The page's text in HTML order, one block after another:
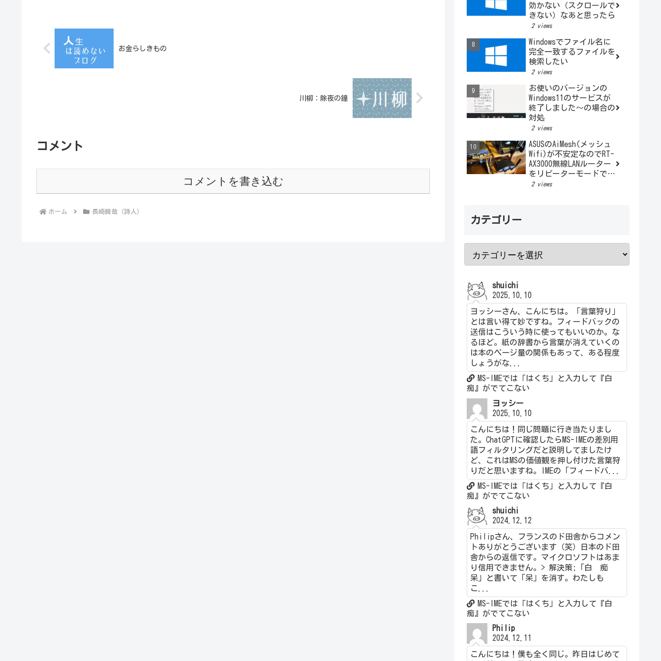
お金らしきもの
川柳：除夜の鐘
コメント
コメントを書き込む
ホーム 長崎瞬哉（詩人）
効かない（スクロールで
きない）なあと思ったら
2 views
Windowsでファイル名に
完全一致するファイルを
検索したい
2 views
お使いのバージョンの
Windows11のサービスが
終了しました～の場合の
対処
2 views
ASUSのAiMesh(メッシュ
Wifi)が不安定なのでRT-
AX3000無線LANルーター
をリピーターモードで利
用する
2 views
カテゴリー
shuichi
2025.10.10
ヨッシーさん、こんにちは。「言葉狩り」
とは言い得て妙ですね。フィードバックの
送信はこういう時に使ってもいいのか。な
るほど。紙の辞書から言葉が消えていくの
は本のページ量の関係もあって、ある程度
しょうがな...
MS-IMEでは「はくち」と入力して『白
痴』がでてこない
ヨッシー
2025.10.10
こんにちは！同じ問題に行き当たりまし
た。ChatGPTに確認したらMS-IMEの差別用
語フィルタリングだと説明してましたけ
ど、これはMSの価値観を押し付けた言葉狩
りだと思いますね。IMEの「フィードバ...
MS-IMEでは「はくち」と入力して『白
痴』がでてこない
shuichi
2024.12.12
Philipさん、フランスのド田舎からコメン
トありがとうございます（笑）日本のド田
舎からの返信です。マイクロソフトはあま
り信用できません。> 解決策;「白 痴
呆」と書いて「呆」を消す。わたしも
こ...
MS-IMEでは「はくち」と入力して『白
痴』がでてこない
Philip
2024.12.11
こんにちは！僕も全く同じ。昨日はじめて